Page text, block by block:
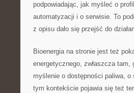
podpowiadając, jak myśleć o
automatyzacji i o serwisie. To
z opisu dało się przejść do
Bioenergia na stronie jest też
energetycznego, zwłaszcza
myślenie o dostępności paliwa,
tym kontekście pojawia się też